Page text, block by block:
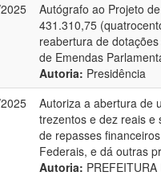
Autógrafo ao Projeto
431.310,75
reabertura de
de Emendas
Autoria: Presidência
Autoriza a abertura de
trezentos e dez reais e
de repasses
Federais, e dá outras
Autoria: